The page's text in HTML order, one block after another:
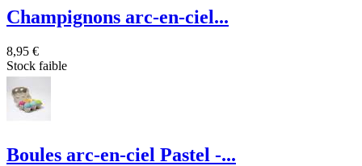
Champignons arc-en-ciel...
8,95 €
Stock faible
Boules arc-en-ciel Pastel -...